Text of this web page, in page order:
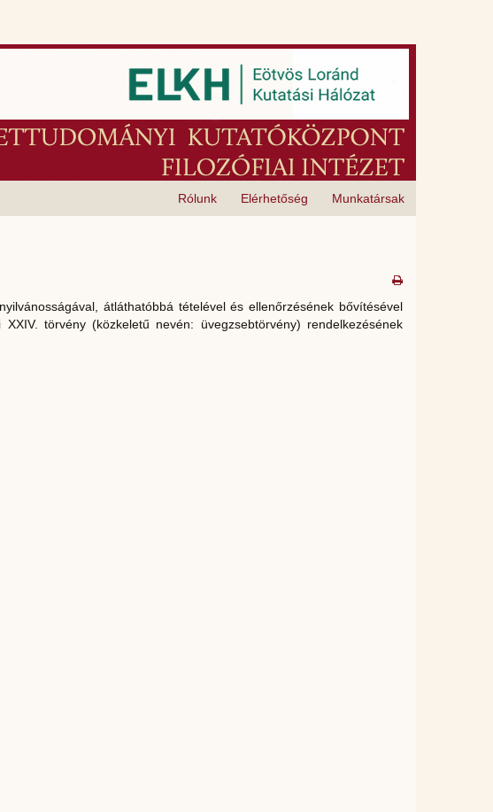
Munkatársak
Elérhetőség
Rólunk
átláthatóbbá tételével és ellenőrzésének bővítésével
törvény (közkeletű nevén: üvegzsebtörvény) rendelkezésének